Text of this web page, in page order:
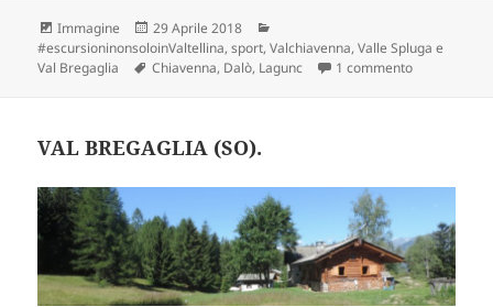
Formato
Immagine
Scritto
il
29 Aprile 2018
#escursioninonsoloinValtellina,sport,Valchiavenna, Valle Spluga e
Val Bregaglia
Tag
Chiavenna, Dalò, Lagunc 1 commentosu ALPE
VAL BREGAGLIA (SO).